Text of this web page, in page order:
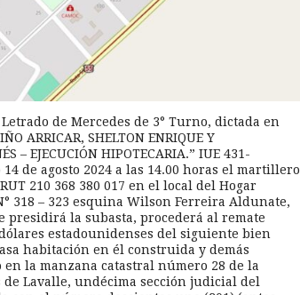
de Mercedes de 3° Turno, dictada en
ARRICAR, SHELTON ENRIQUE Y
– EJECUCIÓN HIPOTECARIA.” IUE 431-
de agosto 2024 a las 14.00 horas el martillero
210 368 380 017 en el local del Hogar
318 – 323 esquina Wilson Ferreira Aldunate,
presidirá la subasta, procederá al remate
estadounidenses del siguiente bien
habitación en él construida y demás
la manzana catastral número 28 de la
Lavalle, undécima sección judicial del